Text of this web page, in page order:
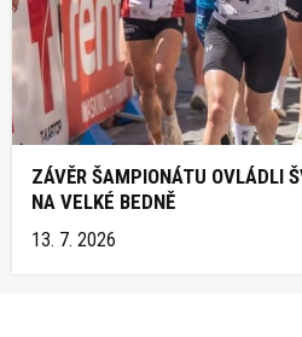
ZÁVĚR ŠAMPIONÁTU OVLÁDLI
NA VELKÉ BEDNĚ
13. 7. 2026